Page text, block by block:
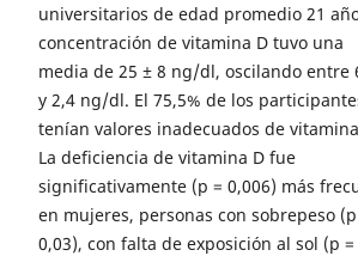
universitarios de edad promedio 21
concentración de vitamina D tuvo una
media de 25 ± 8 ng/dl, oscilando entre
y 2,4 ng/dl. El 75,5% de los
tenían valores inadecuados de
La deficiencia de vitamina D fue
significativamente (p = 0,006) más
en mujeres, personas con sobrepeso
0,03), con falta de exposición al sol (p =